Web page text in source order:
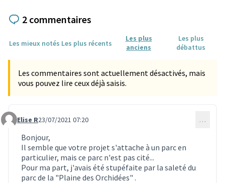
2 commentaires
Les mieux notés Les plus récents
Les plus
anciens
Les plus
débattus
Les commentaires sont actuellement désactivés, mais
vous pouvez lire ceux déjà saisis.
Commentaire 767
Elise R23/07/2021 07:20 …
Bonjour,
Il semble que votre projet s'attache à un parc en
particulier, mais ce parc n'est pas cité...
Pour ma part, j'avais été stupéfaite par la saleté du
parc de la "Plaine des Orchidées" .